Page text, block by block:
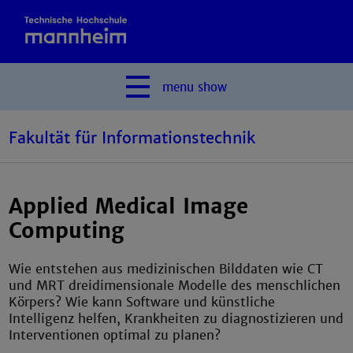
menu show
Fakultät für Informationstechnik
Applied Medical Image
Computing
Wie entstehen aus medizinischen Bilddaten wie CT
und MRT dreidimensionale Modelle des menschlichen
Körpers? Wie kann Software und künstliche
Intelligenz helfen, Krankheiten zu diagnostizieren und
Interventionen optimal zu planen?